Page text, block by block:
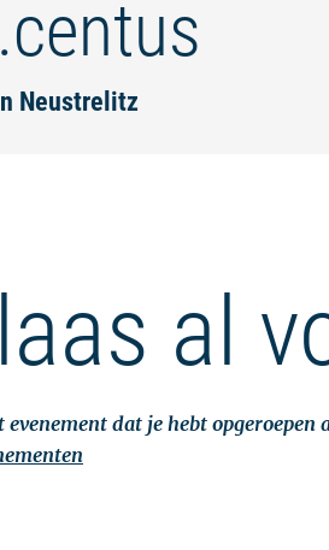
Neustrelitz
al
evenement dat je hebt opgeroepen